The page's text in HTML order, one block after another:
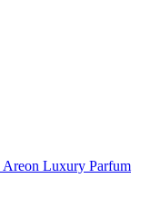
Areon Luxury Parfum